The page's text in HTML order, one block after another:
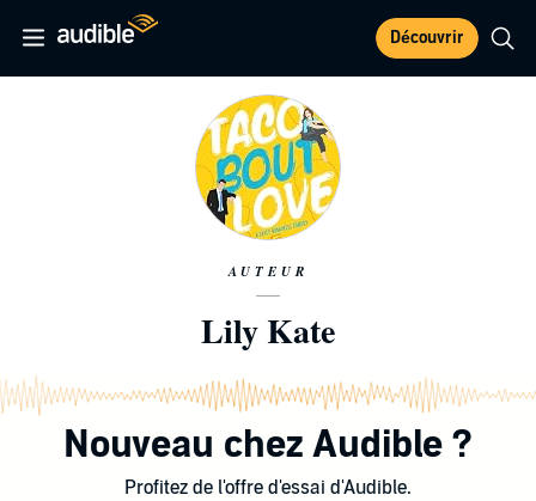
Découvrir
AUTEUR
Lily Kate
Nouveau chez Audible ?
Profitez de l'offre d'essai d'Audible.